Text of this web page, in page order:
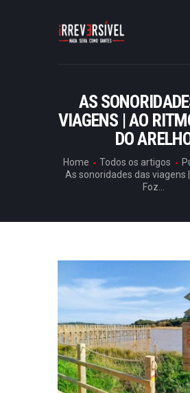
AS
VIAGENS | AO
DO
Home Todos os artigos
As sonoridades das viagens
Foz...
HOME
CRÓNICAS
ENTREVISTAS
RUBRICAS